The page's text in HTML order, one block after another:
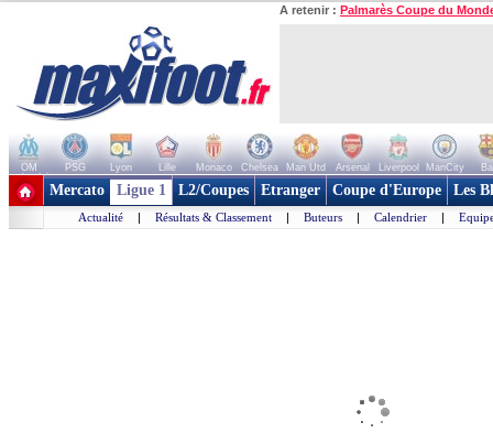
A retenir : Palmarès Coupe du
OM PSG Lyon Lille Monaco Chelsea Man Utd Arsenal Liverpool ManCity
+ de clubs
Mercato Ligue 1 L2/Coupes Etranger Coupe d'Europe Les
Actualité | Résultats & Classement | Buteurs | Calendrier |